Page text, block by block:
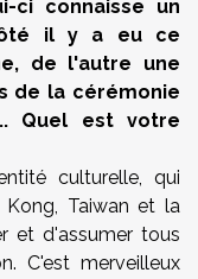
ci connaisse un
il y a eu ce
de l'autre une
de la cérémonie
Quel est votre
culturelle, qui
Taiwan et la
et d'assumer tous
C'est merveilleux